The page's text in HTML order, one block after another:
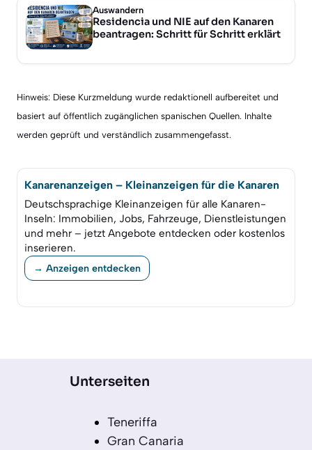
Auswandern
Residencia und NIE auf den Kanaren
beantragen: Schritt für Schritt erklärt
Hinweis: Diese Kurzmeldung wurde redaktionell aufbereitet und
basiert auf öffentlich zugänglichen spanischen Quellen. Inhalte
werden geprüft und verständlich zusammengefasst.
Kanarenanzeigen – Kleinanzeigen für die Kanaren
Deutschsprachige Kleinanzeigen für alle Kanaren-
Inseln: Immobilien, Jobs, Fahrzeuge, Dienstleistungen
und mehr – jetzt Angebote entdecken oder kostenlos
inserieren.
→ Anzeigen entdecken
Unterseiten
Teneriffa
Gran Canaria